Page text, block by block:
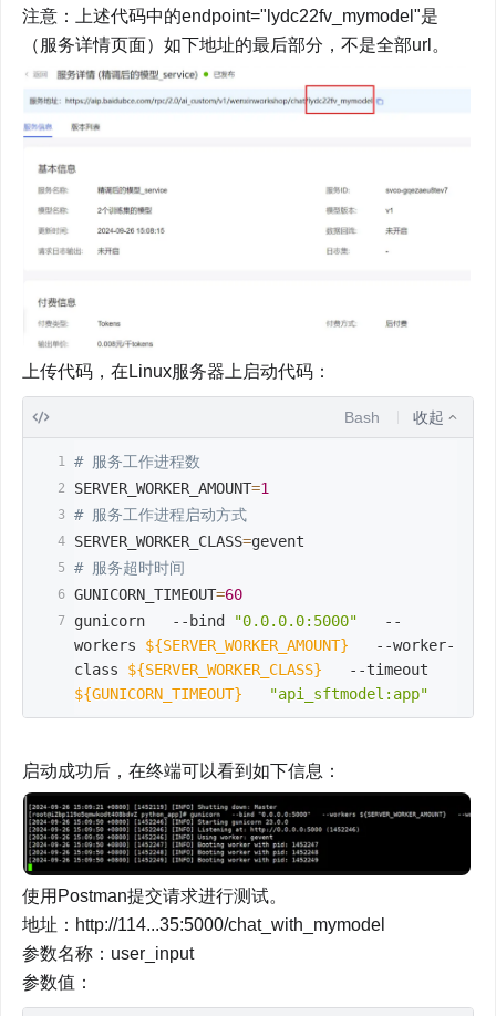
注意：上述代码中的endpoint="lydc22fv_mymodel"是
（服务详情页面）如下地址的最后部分，不是全部url。
上传代码，在Linux服务器上启动代码：
Bash 收起
# 服务工作进程数
SERVER_WORKER_AMOUNT=1
# 服务工作进程启动方式
SERVER_WORKER_CLASS=gevent
# 服务超时时间
GUNICORN_TIMEOUT=60
gunicorn
--bind "0.0.0.0:5000"
--
workers
${SERVER_WORKER_AMOUNT}
   --worker-
class ${SERVER_WORKER_CLASS}
--timeout
${GUNICORN_TIMEOUT}
"api_sftmodel:app"
启动成功后，在终端可以看到如下信息：
使用Postman提交请求进行测试。
地址：http://114...35:5000/chat_with_mymodel
参数名称：user_input
参数值：